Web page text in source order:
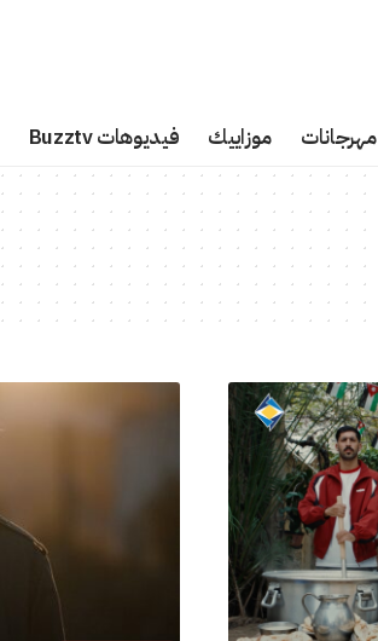
مهرجانات موزاييك فيديوهات Buzztv